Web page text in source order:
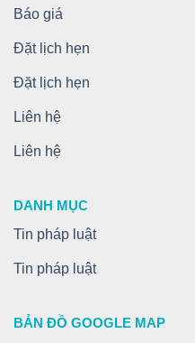
Báo giá
Đặt lịch hẹn
Đặt lịch hẹn
Liên hệ
Liên hệ
DANH MỤC
Tin pháp luật
Tin pháp luật
BẢN ĐỒ GOOGLE MAP